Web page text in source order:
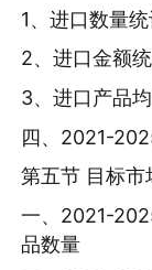
1、进口数量
2、进口金额
3、进口产品
四、2021-
第五节 目标
一、2021-
品数量